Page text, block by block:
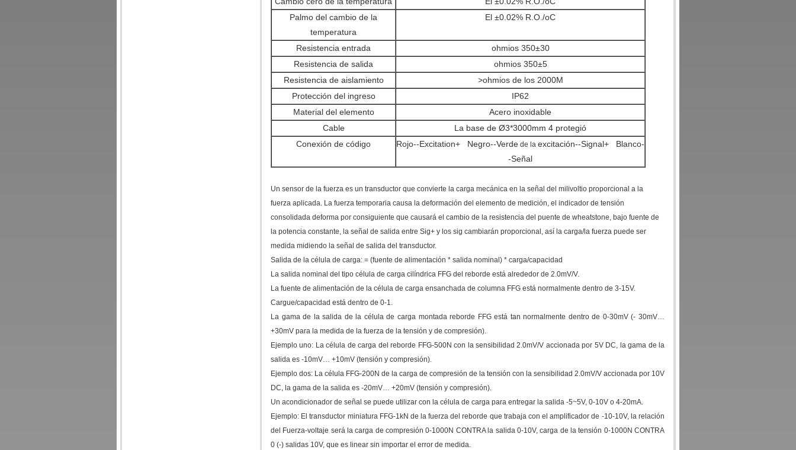
Palmo del cambio de la
temperatura
El ±0.02% R.O./oC
Resistencia entrada
ohmios 350±30
Resistencia de salida
ohmios 350±5
Resistencia de aislamiento
>ohmios de los 2000M
Protección del ingreso
IP62
Material del elemento
Acero inoxidable
Cable
La base de Ø3*3000mm 4 protegió
Conexión de código
Rojo--Excitation+ Negro--Verde de la excitación--Signal+ Blanco-
-Señal
Un sensor de la fuerza es un transductor que convierte la carga mecánica en la señal del milivoltio proporcional a la
fuerza aplicada. La fuerza temporaria causa la deformación del elemento de medición, el indicador de tensión
consolidada deforma por consiguiente que causará el cambio de la resistencia del puente de wheatstone, bajo fuente de
la potencia constante, la señal de salida entre Sig+ y los sig cambiarán proporcional, así la carga/la fuerza puede ser
medida midiendo la señal de salida del transductor.
Salida de la célula de carga: = (fuente de alimentación * salida nominal) * carga/capacidad
La salida nominal del tipo célula de carga cilíndrica FFG del reborde está alrededor de 2.0mV/V.
La fuente de alimentación de la célula de carga ensanchada de columna FFG está normalmente dentro de 3-15V.
Cargue/capacidad está dentro de 0-1.
La gama de la salida de la célula de carga montada reborde FFG está tan normalmente dentro de 0-30mV (- 30mV…
+30mV para la medida de la fuerza de la tensión y de compresión).
Ejemplo uno: La célula de carga del reborde FFG-500N con la sensibilidad 2.0mV/V accionada por 5V DC, la gama de la
salida es -10mV… +10mV (tensión y compresión).
Ejemplo dos: La célula FFG-200N de la carga de compresión de la tensión con la sensibilidad 2.0mV/V accionada por 10V
DC, la gama de la salida es -20mV… +20mV (tensión y compresión).
Un acondicionador de señal se puede utilizar con la célula de carga para entregar la salida -5~5V, 0-10V o 4-20mA.
Ejemplo: El transductor miniatura FFG-1kN de la fuerza del reborde que trabaja con el amplificador de -10-10V, la relación
del Fuerza-voltaje será la carga de compresión 0-1000N CONTRA la salida 0-10V, carga de la tensión 0-1000N CONTRA
0 (-) salidas 10V, que es linear sin importar el error de medida.